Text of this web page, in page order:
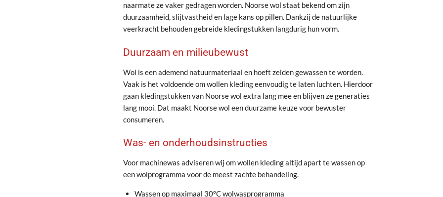
naarmate ze vaker gedragen worden. Noorse wol staat bekend om zijn
duurzaamheid, slijtvastheid en lage kans op pillen. Dankzij de natuurlijke
veerkracht behouden gebreide kledingstukken langdurig hun vorm.
Duurzaam en milieubewust
Wol is een ademend natuurmateriaal en hoeft zelden gewassen te worden.
Vaak is het voldoende om wollen kleding eenvoudig te laten luchten. Hierdoor
gaan kledingstukken van Noorse wol extra lang mee en blijven ze generaties
lang mooi. Dat maakt Noorse wol een duurzame keuze voor bewuster
consumeren.
Was- en onderhoudsinstructies
Voor machinewas adviseren wij om wollen kleding altijd apart te wassen op
een wolprogramma voor de meest zachte behandeling.
Wassen op maximaal 30°C wolwasprogramma